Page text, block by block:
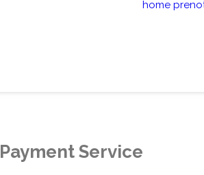
home
Payment Service